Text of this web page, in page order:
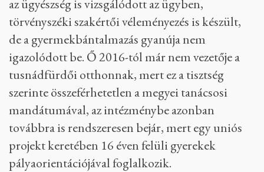
az ügyészség is vizsgálódott az ügyben,
törvényszéki szakértői véleményezés is készült,
de a gyermekbántalmazás gyanúja nem
igazolódott be. Ő 2016-tól már nem vezetője a
tusnádfürdői otthonnak, mert ez a tisztség
szerinte összeférhetetlen a megyei tanácsosi
mandátumával, az intézménybe azonban
továbbra is rendszeresen bejár, mert egy uniós
projekt keretében 16 éven felüli gyerekek
pályaorientációjával foglalkozik.